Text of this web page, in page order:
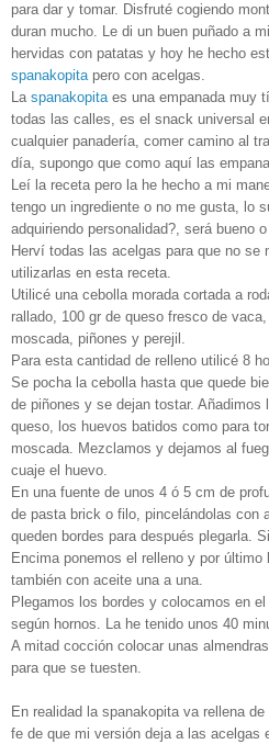
para dar y tomar. Disfruté cogiendo
duran mucho. Le di un buen puñado a
hervidas con patatas y hoy he hecho
spanakopitapero con acelgas.
La spanakopitaes una empanada muy
todas las calles, es el snack universal
cualquier panadería, comer camino al
día, supongo que como aquí las
Leí la receta pero la he hecho a mi
tengo un ingrediente o no me gusta, lo
adquiriendo personalidad?, será bueno
Herví todas las acelgas para que no se
utilizarlas en esta receta.
Utilicé una cebolla morada cortada a
rallado, 100 gr de queso fresco de
moscada, piñones y perejil.
Para esta cantidad de relleno utilicé 8
Se pocha la cebolla hasta que quede
de piñones y se dejan tostar.
queso, los huevos batidos como para
moscada. Mezclamos y dejamos al
cuaje el huevo.
En una fuente de unos 4 ó 5 cm de
de pasta brick o filo, pincelándolas con
queden bordes para después plegarla.
Encima ponemos el relleno y por
también con aceite una a una.
Plegamos los bordes y colocamos en el
según hornos. La he tenido unos 40
A mitad cocción colocar unas
para que se tuesten.
En realidad la spanakopita va rellena
fe de que mi versión deja a las acelgas